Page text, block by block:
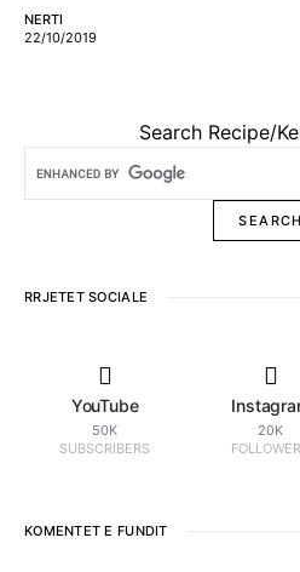
NERTI
22/10/2019
Search Recipe/
RRJETET SOCIALE
YouTube
50K
SUBSCRIBERS
20K
KOMENTET E FUNDIT